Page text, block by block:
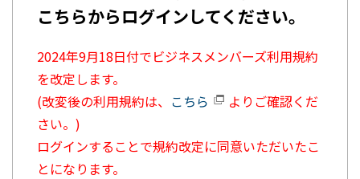
こちらからログインしてください。
2024年9月18日付でビジネスメンバーズ利用規約
を改定します。
(改変後の利用規約は、 こちら
よりご確認くだ
さい。)
ログインすることで規約改定に同意いただいたこ
とになります。